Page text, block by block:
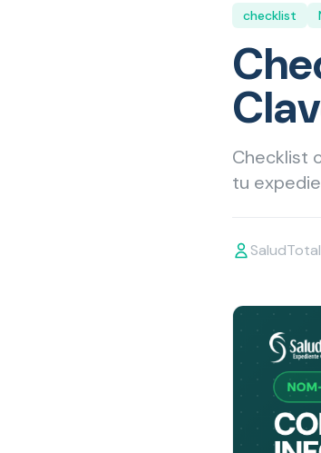
checklist
Checklist
tu
SaludTotal